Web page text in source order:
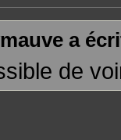
a
de